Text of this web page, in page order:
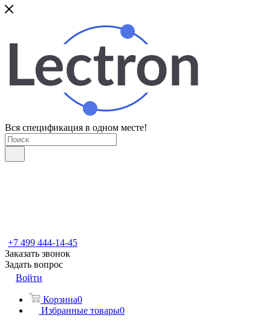
Вся спецификация в одном месте!
+7 499 444-14-45
Заказать звонок
Задать вопрос
Войти
Корзина0
Избранные товары0